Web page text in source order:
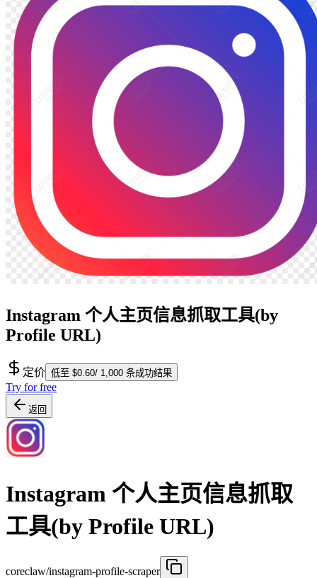
Instagram 个人主页信息抓取工具(by
Profile URL)
定价 低至 $0.60/ 1,000 条成功结果
Try for free
返回
Instagram 个人主页信息抓取
工具(by Profile URL)
coreclaw/instagram-profile-scraper